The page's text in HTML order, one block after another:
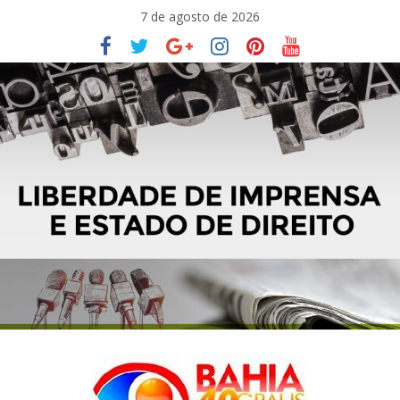
conteúdo
7 de agosto de 2026